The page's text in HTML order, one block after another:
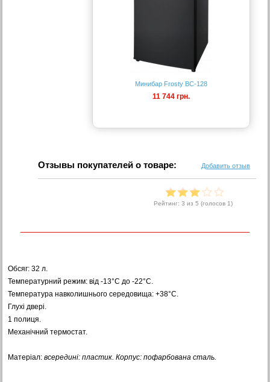
Минибар Frosty BC-128
11 744 грн.
Отзывы покупателей о товаре: Добавить отзыв
Рейтинг: 3 из 5 (голосов 1)
Обсяг: 32 л.
Температурний режим: від -13°C до -22°C.
Температура навколишнього середовища: +38°С.
Глухі двері.
1 полиця.
Механічний термостат.
Матеріал:всередині: пластик. Корпус: пофарбована сталь.